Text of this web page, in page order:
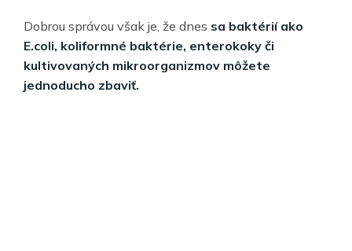
Dobrou správou však je, že dnes sa baktérií ako
E.coli, koliformné baktérie, enterokoky či
kultivovaných mikroorganizmov môžete
jednoducho zbaviť.